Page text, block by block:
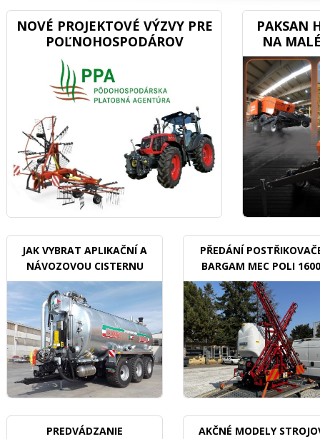
NOVÉ PROJEKTOVÉ VÝZVY PRE
POĽNOHOSPODÁROV
PAKSAN
NA
JAK VYBRAT APLIKAČNÍ A
NÁVOZOVOU CISTERNU
PŘEDÁNÍ
BARGAM MEC POLI 1600
BDX
PREDVÁDZANIE
AKČNÉ MODELY